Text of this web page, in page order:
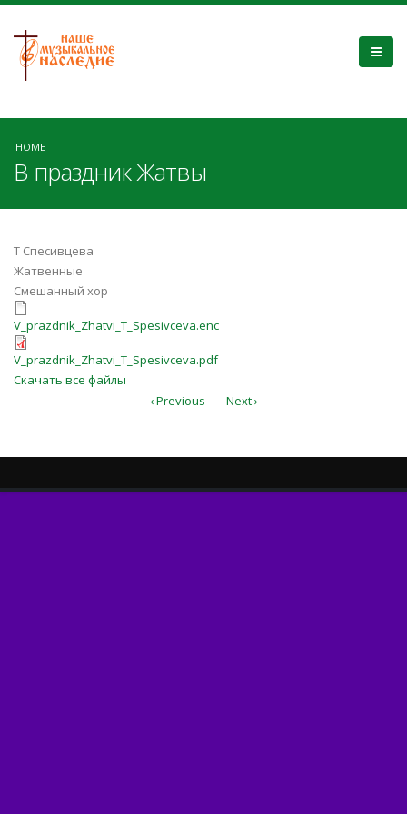
HOME
В праздник Жатвы
Т Спесивцева
Жатвенные
Смешанный хор
V_prazdnik_Zhatvi_T_Spesivceva.enc
V_prazdnik_Zhatvi_T_Spesivceva.enc
V_prazdnik_Zhatvi_T_Spesivceva.pdf
V_prazdnik_Zhatvi_T_Spesivceva.pdf
Скачать все файлы
‹ Previous
Next ›